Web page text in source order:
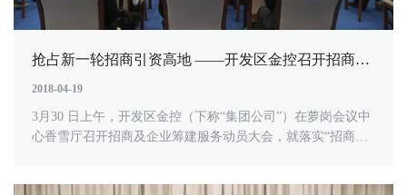
抢占新一轮招商引资高地 ——开发区金控召开招商及企业筹建服务动员大会
2018-04-19
3月30 日上午，开发区金控（下称“集团公司”）在萝岗会议中
心香雪厅召开招商及企业筹建服务动员大会，就落实“招商